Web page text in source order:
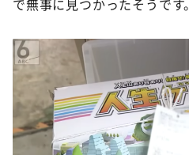
で無事に見つかったそうです。